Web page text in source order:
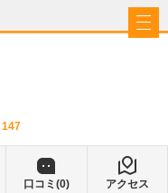
147
口コミ(0) アクセス